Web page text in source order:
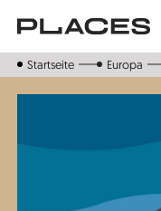
zum
Inhalt
Startseite Europa